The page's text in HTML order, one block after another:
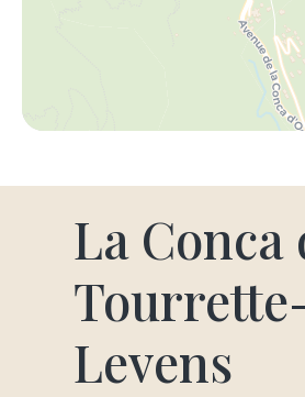
La Conca
Levens